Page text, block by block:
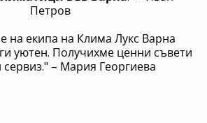
Петров
на екипа на Клима Лукс Варна
уютен. Получихме ценни съвети
– Мария Георгиева